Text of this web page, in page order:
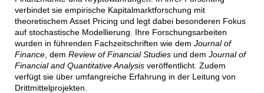
verbindet sie empirische Kapitalmarktforschung mit
theoretischem Asset Pricing und legt dabei besonderen Fokus
auf stochastische Modellierung. Ihre Forschungsarbeiten
wurden in führenden Fachzeitschriften wie dem Journal of
Finance, dem Review of Financial Studiesund dem Journal of
Financial and Quantitative Analysisveröffentlicht. Zudem
verfügt sie über umfangreiche Erfahrung in der Leitung von
Drittmittelprojekten.